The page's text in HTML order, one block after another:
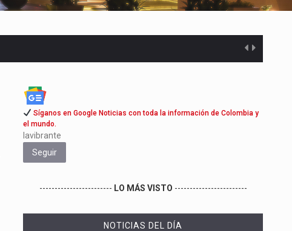
Síganos en Google Noticias con toda la información de Colombia y
el mundo.
lavibrante
Seguir
------------------------ LO MÁS VISTO ------------------------
NOTICIAS DEL DÍA